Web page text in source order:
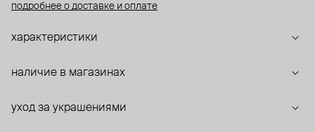
подробнее о доставке и оплате
характеристики
наличие в магазинах
уход за украшениями